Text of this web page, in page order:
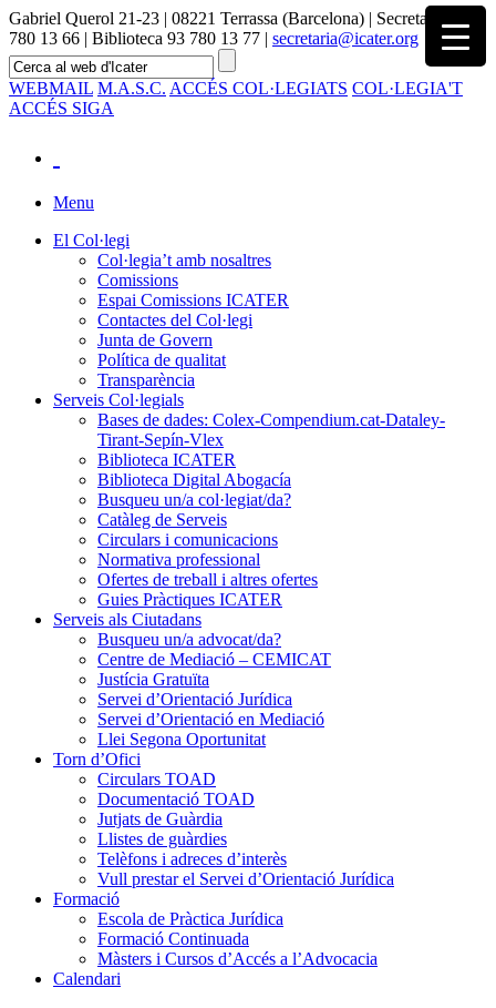
Gabriel Querol 21-23 | 08221 Terrassa (Barcelona) | Secretaria 93
780 13 66 | Biblioteca 93 780 13 77 | secretaria@icater.org
WEBMAIL M.A.S.C. ACCÉS COL·LEGIATS COL·LEGIA'T
ACCÉS SIGA
Menu
El Col·legi
Col·legia’t amb nosaltres
Comissions
Espai Comissions ICATER
Contactes del Col·legi
Junta de Govern
Política de qualitat
Transparència
Serveis Col·legials
Bases de dades: Colex-Compendium.cat-Dataley-
Tirant-Sepín-Vlex
Biblioteca ICATER
Biblioteca Digital Abogacía
Busqueu un/a col·legiat/da?
Catàleg de Serveis
Circulars i comunicacions
Normativa professional
Ofertes de treball i altres ofertes
Guies Pràctiques ICATER
Serveis als Ciutadans
Busqueu un/a advocat/da?
Centre de Mediació – CEMICAT
Justícia Gratuïta
Servei d’Orientació Jurídica
Servei d’Orientació en Mediació
Llei Segona Oportunitat
Torn d’Ofici
Circulars TOAD
Documentació TOAD
Jutjats de Guàrdia
Llistes de guàrdies
Telèfons i adreces d’interès
Vull prestar el Servei d’Orientació Jurídica
Formació
Escola de Pràctica Jurídica
Formació Continuada
Màsters i Cursos d’Accés a l’Advocacia
Calendari